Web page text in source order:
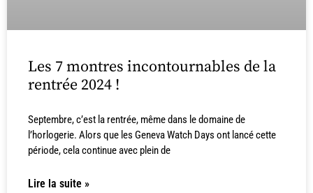
Les 7 montres incontournables de la
rentrée 2024 !
Septembre, c’est la rentrée, même dans le domaine de
l’horlogerie. Alors que les Geneva Watch Days ont lancé cette
période, cela continue avec plein de
Lire la suite »